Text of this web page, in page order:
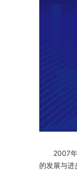
2007
的发展与进